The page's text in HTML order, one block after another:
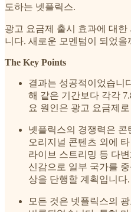
도하는 넷플릭스.
광고 요금제 출시 효과에 대
니다. 새로운 모멘텀이 되었을
The Key Points
결과는 성공적이었습니
해 같은 기간보다 각각
요 원인은 광고 요금제
넷플릭스의 경쟁력은
오리지널 콘텐츠 외에
라이브 스트리밍 등 다
신감으로 일부 국가를
상을 단행할 계획입니다.
모든 것은 넷플릭스의